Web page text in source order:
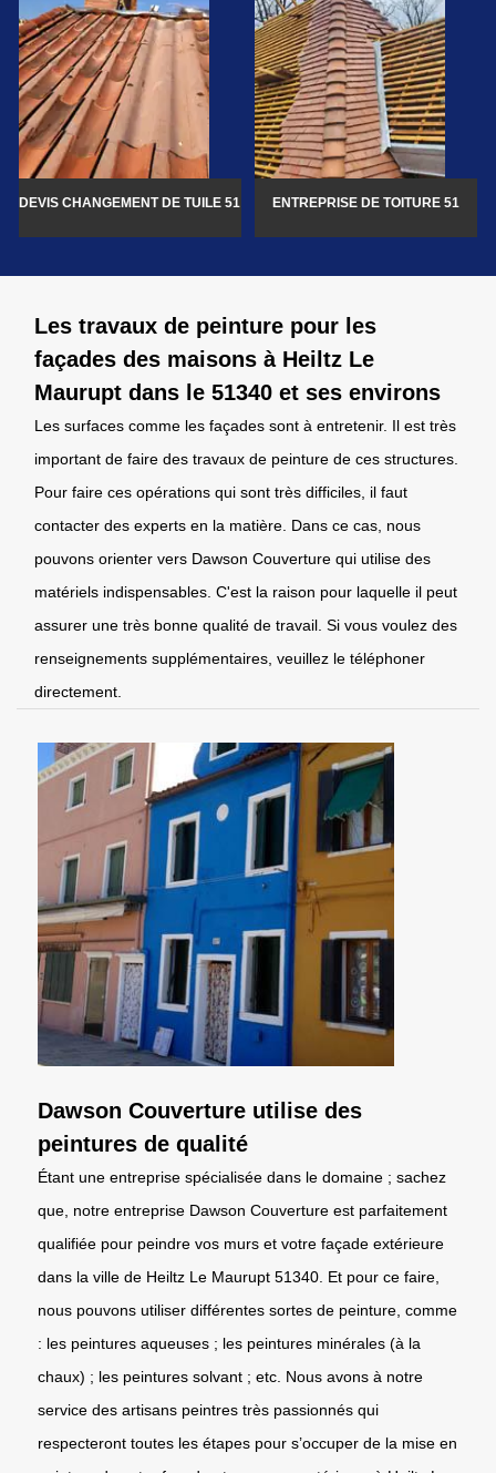
DEVIS CHANGEMENT DE TUILE 51 ENTREPRISE DE TOITURE 51
Les travaux de peinture pour les
façades des maisons à Heiltz Le
Maurupt dans le 51340 et ses environs
Les surfaces comme les façades sont à entretenir. Il est très
important de faire des travaux de peinture de ces structures.
Pour faire ces opérations qui sont très difficiles, il faut
contacter des experts en la matière. Dans ce cas, nous
pouvons orienter vers Dawson Couverture qui utilise des
matériels indispensables. C'est la raison pour laquelle il peut
assurer une très bonne qualité de travail. Si vous voulez des
renseignements supplémentaires, veuillez le téléphoner
directement.
Dawson Couverture utilise des
peintures de qualité
Étant une entreprise spécialisée dans le domaine ; sachez
que, notre entreprise Dawson Couverture est parfaitement
qualifiée pour peindre vos murs et votre façade extérieure
dans la ville de Heiltz Le Maurupt 51340. Et pour ce faire,
nous pouvons utiliser différentes sortes de peinture, comme
: les peintures aqueuses ; les peintures minérales (à la
chaux) ; les peintures solvant ; etc. Nous avons à notre
service des artisans peintres très passionnés qui
respecteront toutes les étapes pour s’occuper de la mise en